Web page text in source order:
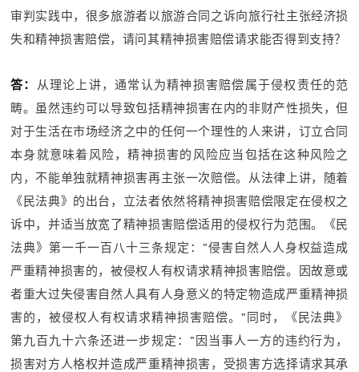
审判实践中，很多旅游者以旅游合同之诉向旅行社主张经济损
失和精神损害赔偿，请问其精神损害赔偿请求能否得到支持？
答： 从理论上讲，通常认为精神损害赔偿属于侵权责任的范
畴。虽然违约可以导致包括精神损害在内的非财产性损失，但
对于生活在市场经济之中的任何一个理性的人来讲，订立合同
本身就意味着风险，精神损害的风险应当包括在这种风险之
内，不能单独就精神损害再主张一次赔偿。从法律上讲，随着
《民法典》的出台，立法者依然将精神损害赔偿限定在侵权之
诉中，并适当放宽了精神损害赔偿适用的侵权行为范围。《民
法典》第一千一百八十三条规定：”侵害自然人人身权益造成
严重精神损害的，被侵权人有权请求精神损害赔偿。因故意或
者重大过失侵害自然人具有人身意义的特定物造成严重精神损
害的，被侵权人有权请求精神损害赔偿。”同时，《民法典》
第九百九十六条还进一步规定：”因当事人一方的违约行为，
损害对方人格权并造成严重精神损害，受损害方选择请求其承